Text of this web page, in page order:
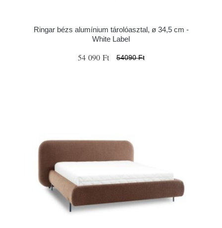
Ringar bézs alumínium tárolóasztal, ø 34,5 cm -
White Label
54 090 Ft 54090 Ft